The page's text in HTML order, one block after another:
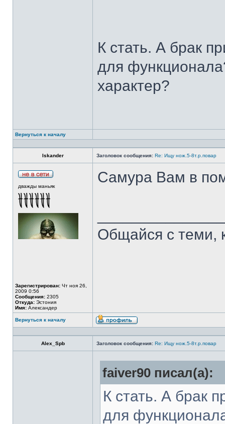
К стать. А брак
для
характер?
Вернуться к началу
Iskander Заголовок сообщения: Re: Ищу нож.5-8т.р.повар
дважды маньяк
Зарегистрирован: Чт ноя 26,
2009 0:56
Сообщения: 2305
Откуда: Эстония
Имя: Александер
Самура Вам в
Общайся с теми,
Вернуться к началу
Alex_Spb Заголовок сообщения: Re: Ищу нож.5-8т.р.повар
faiver90 писал(а):
К стать. А брак
для